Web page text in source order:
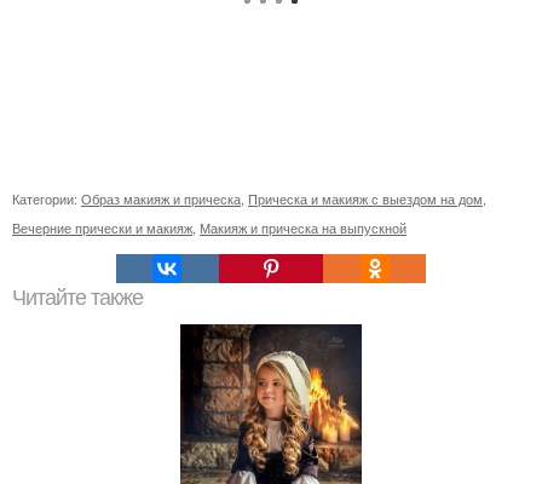
Категории: Образ макияж и прическа Прическа и макияж с выездом на дом
Вечерние прически и макияж Макияж и прическа на выпускной
Читайте также